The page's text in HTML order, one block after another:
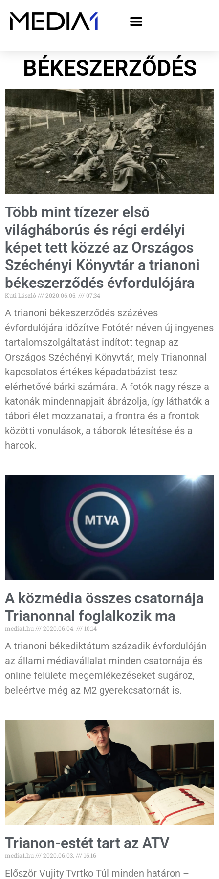
BÉKESZERZŐDÉS
Több mint tízezer első
világháborús és régi erdélyi
képet tett közzé az Országos
Széchényi Könyvtár a trianoni
békeszerződés évfordulójára
Kuti László 2020.06.05. 07:34
A trianoni békeszerződés százéves
évfordulójára időzítve Fotótér néven új ingyenes
tartalomszolgáltatást indított tegnap az
Országos Széchényi Könyvtár, mely Trianonnal
kapcsolatos értékes képadatbázist tesz
elérhetővé bárki számára. A fotók nagy része a
katonák mindennapjait ábrázolja, így láthatók a
tábori élet mozzanatai, a frontra és a frontok
közötti vonulások, a táborok létesítése és a
harcok.
A közmédia összes csatornája
Trianonnal foglalkozik ma
media1.hu 2020.06.04. 10:14
A trianoni békediktátum századik évfordulóján
az állami médiavállalat minden csatornája és
online felülete megemlékezéseket sugároz,
beleértve még az M2 gyerekcsatornát is.
Trianon-estét tart az ATV
media1.hu 2020.06.03. 16:16
Először Vujity Tvrtko Túl minden határon –